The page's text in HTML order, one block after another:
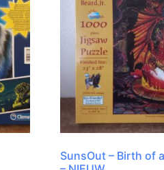
SunsOut – Birth of